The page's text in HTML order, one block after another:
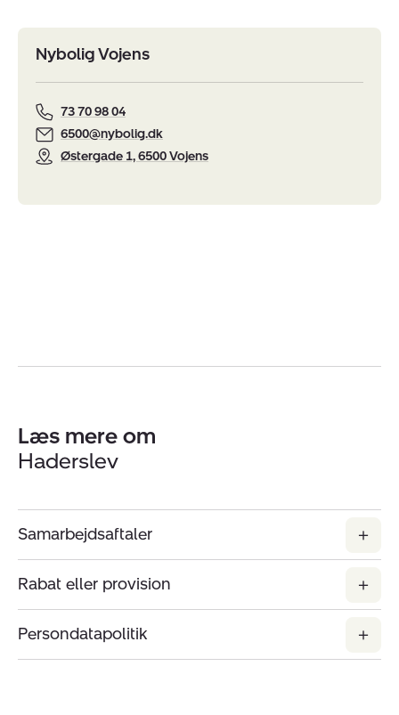
Nybolig Vojens
73 70 98 04
6500@nybolig.dk
Østergade 1, 6500 Vojens
Læs mere om
Haderslev
Samarbejdsaftaler
Rabat eller provision
Persondatapolitik